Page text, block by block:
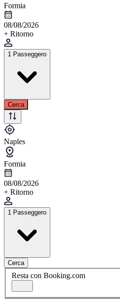
Formia
08/08/2026
+ Ritorno
1 Passeggero
Cerca
Naples
Formia
08/08/2026
+ Ritorno
1 Passeggero
Cerca
Resta con Booking.com